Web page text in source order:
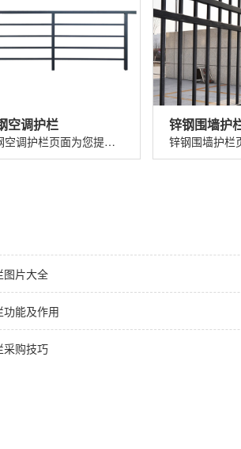
空调护栏
锌钢空调护栏页面为您提供锌钢空调护栏价格、图片、介绍、规格、参数、特点、优势、应用以及锌钢空调护栏厂家电话、地址等信息。...
锌钢围墙护
图片大全
功能及作用
采购技巧